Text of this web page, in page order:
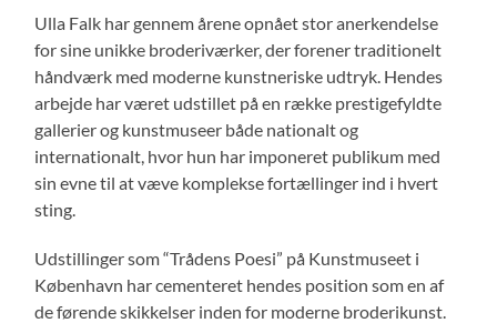
Ulla Falk har gennem årene opnået stor anerkendelse
for sine unikke broderiværker, der forener traditionelt
håndværk med moderne kunstneriske udtryk. Hendes
arbejde har været udstillet på en række prestigefyldte
gallerier og kunstmuseer både nationalt og
internationalt, hvor hun har imponeret publikum med
sin evne til at væve komplekse fortællinger ind i hvert
sting.
Udstillinger som “Trådens Poesi” på Kunstmuseet i
København har cementeret hendes position som en af
de førende skikkelser inden for moderne broderikunst.